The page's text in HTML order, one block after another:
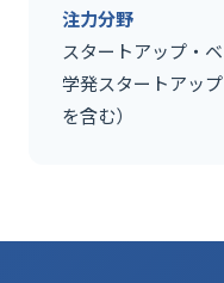
注力分野
スタートアップ・
学発スタートアッ
を含む）